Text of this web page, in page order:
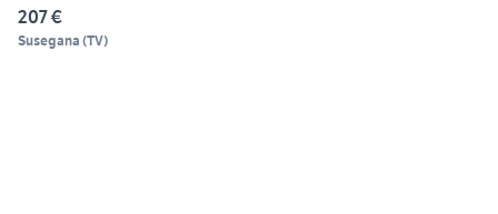
207 €
Susegana (TV)